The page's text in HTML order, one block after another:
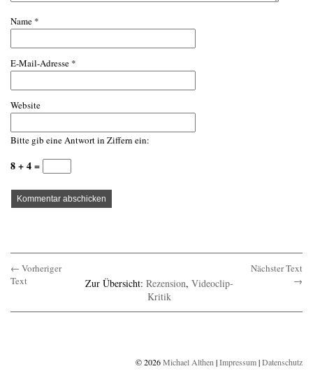
Name *
E-Mail-Adresse *
Website
Bitte gib eine Antwort in Ziffern ein:
8 + 4 =
← Vorheriger
Text
Zur Übersicht: Rezension, Videoclip-
Kritik
Nächster Text
→
© 2026Michael Althen |Impressum|Datenschutz